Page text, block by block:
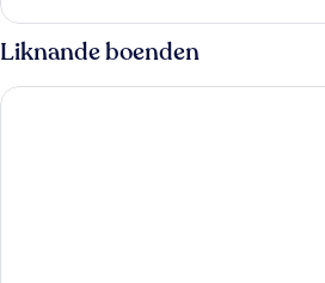
Liknande boenden
Austria Trend Hotel Savoyen Vienna